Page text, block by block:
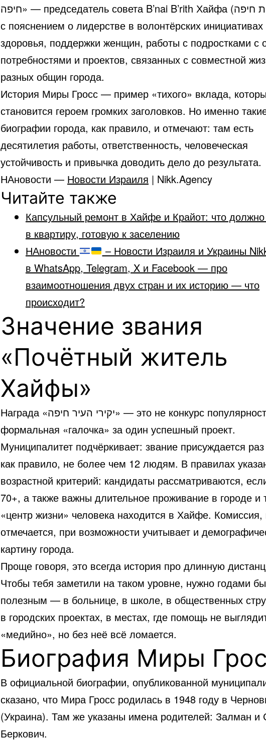
חיפה» — председатель совета B’nai B’rith Хайфа (בני ברית חיפה),
с пояснением о лидерстве в волонтёрских
здоровья, поддержки женщин, работы с подростками с
потребностями и проектов, связанных с совместной
разных общин города.
История Миры Гросс — пример «тихого» вклада,
становится героем громких заголовков. Но именно
биографии города, как правило, и отмечают: там есть
десятилетия работы, ответственность, человеческая
устойчивость и привычка доводить дело до результата.
НАновости — Новости Израиля | Nikk.Agency
Читайте также
Капсульный ремонт в Хайфе и Крайот: что должно
в квартиру, готовую к заселению
НАновости
– Новости Израиля и Украины
в WhatsApp, Telegram, X и Facebook — про
взаимоотношения двух стран и их историю — что
происходит?
Значение звания
«Почётный житель
Хайфы»
Награда «יקירי העיר חיפה» — это не конкурс популярности и не
формальная «галочка» за один успешный проект.
Муниципалитет подчёркивает: звание присуждается
как правило, не более чем 12 людям. В правилах
возрастной критерий: кандидаты рассматриваются,
70+, а также важны длительное проживание в городе и
«центр жизни» человека находится в Хайфе. Комиссия,
отмечается, при возможности учитывает и
картину города.
Проще говоря, это всегда история про длинную
Чтобы тебя заметили на таком уровне, нужно годами
полезным — в больнице, в школе, в общественных
в городских проектах, в местах, где помощь не
«медийно», но без неё всё ломается.
Биография Миры
В официальной биографии, опубликованной
сказано, что Мира Гросс родилась в 1948 году в
(Украина). Там же указаны имена родителей: Залман и
Беркович.